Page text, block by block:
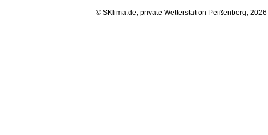
© SKlima.de, private Wetterstation Peißenberg,